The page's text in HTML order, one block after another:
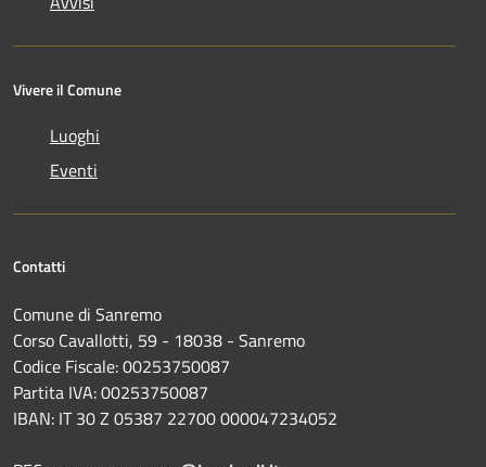
Vivere il Comune
Luoghi
Eventi
Contatti
Comune di Sanremo
Corso Cavallotti, 59 - 18038 - Sanremo
Codice Fiscale: 00253750087
Partita IVA: 00253750087
IBAN: IT 30 Z 05387 22700 000047234052